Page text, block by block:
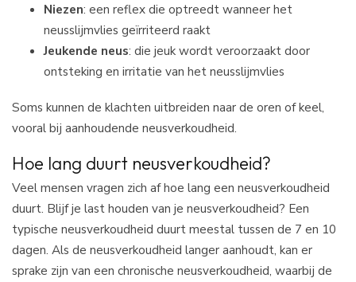
Niezen: een reflex die optreedt wanneer het
neusslijmvlies geïrriteerd raakt
Jeukende neus: die jeuk wordt veroorzaakt door
ontsteking en irritatie van het neusslijmvlies
Soms kunnen de klachten uitbreiden naar de oren of keel,
vooral bij aanhoudende neusverkoudheid.
Hoe lang duurt neusverkoudheid?
Veel mensen vragen zich af hoe lang een neusverkoudheid
duurt. Blijf je last houden van je neusverkoudheid? Een
typische neusverkoudheid duurt meestal tussen de 7 en 10
dagen. Als de neusverkoudheid langer aanhoudt, kan er
sprake zijn van een chronische neusverkoudheid, waarbij de